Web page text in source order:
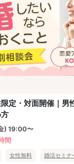
限定・対面開催｜男
) 19:00〜
間
女性無料 婚活セミナ